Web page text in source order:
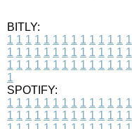
BITLY:
1 1 1 1 1 1 1 1 1 1 1 1 1 1
1 1 1 1 1 1 1 1 1 1 1 1 1 1
1 1 1 1 1 1 1 1 1 1 1 1 1 1
1
SPOTIFY:
1 1 1 1 1 1 1 1 1 1 1 1 1 1
1 1 1 1 1 1 1 1 1 1 1 1 1 1